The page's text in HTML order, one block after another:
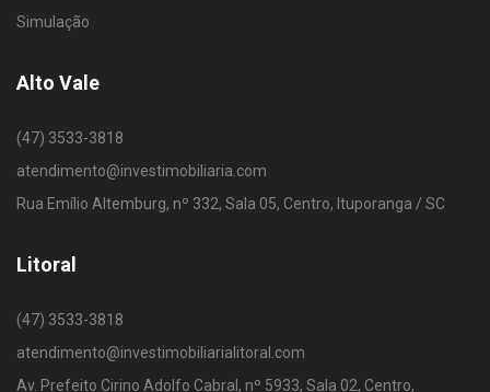
Simulação
Alto Vale
(47) 3533-3818
atendimento@investimobiliaria.com
Rua Emílio Altemburg, nº 332, Sala 05, Centro, Ituporanga / SC
Litoral
(47) 3533-3818
atendimento@investimobiliarialitoral.com
Av. Prefeito Cirino Adolfo Cabral, nº 5933, Sala 02, Centro,